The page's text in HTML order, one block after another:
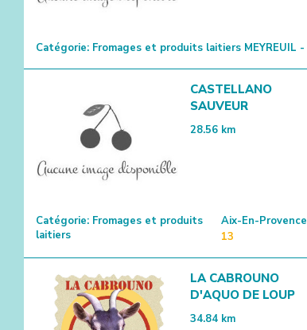
Catégorie: Fromages et produits laitiers MEYREUIL -
CASTELLANO
SAUVEUR
28.56 km
Catégorie: Fromages et produits
laitiers
Aix-En-
13
LA CABROUNO
D'AQUO DE LOUP
34.84 km